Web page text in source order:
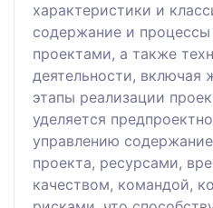
характеристики и
содержание и процессы
проектами, а также
деятельности, включая
этапы реализации
уделяется
управлению
проекта, ресурсами,
качеством, командой,